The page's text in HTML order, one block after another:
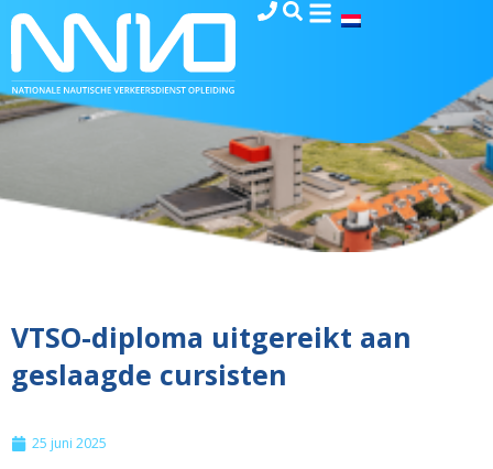
VTSO-diploma uitgereikt aan
geslaagde cursisten
25 juni 2025